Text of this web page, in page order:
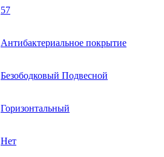
57
Антибактериальное покрытие
Безободковый Подвесной
Горизонтальный
Нет